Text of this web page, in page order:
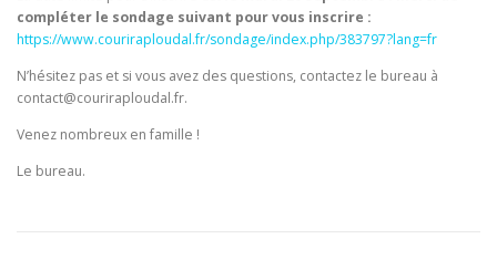
compléter le sondage suivant pour vous inscrire :
https://www.couriraploudal.fr/sondage/index.php/383797?lang=fr
N’hésitez pas et si vous avez des questions, contactez le bureau à
contact@couriraploudal.fr.
Venez nombreux en famille !
Le bureau.